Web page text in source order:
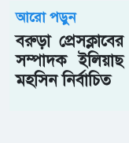
আরো পড়ুন
বরুড়া
সম্পাদক
মহসিন নির্বাচিত